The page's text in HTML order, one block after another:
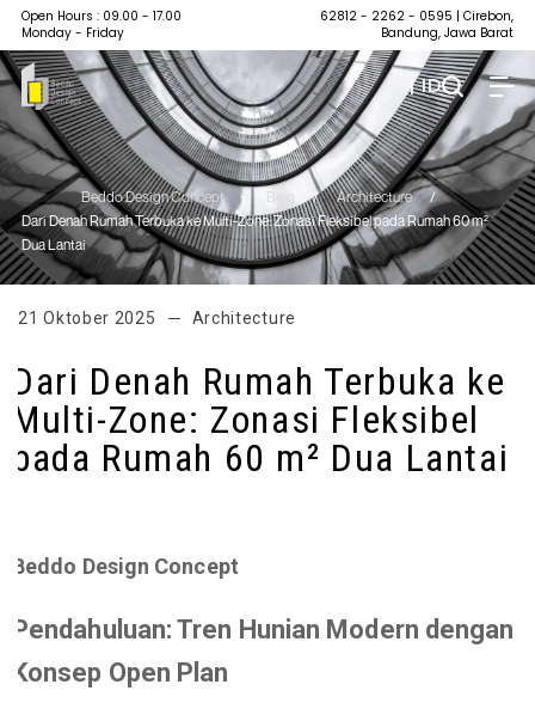
Open Hours : 09.00 - 17.00
Monday - Friday
62812 - 2262 - 0595 | Cirebon,
Bandung, Jawa Barat
| ID
Beddo Design Concept / Blog / Architecture
/
Dari Denah Rumah Terbuka ke Multi-Zone: Zonasi Fleksibel pada Rumah 60 m²
Dua Lantai
21 Oktober 2025 Architecture
Dari Denah Rumah Terbuka ke
Multi-Zone: Zonasi Fleksibel
pada Rumah 60 m² Dua Lantai
Beddo Design Concept
Pendahuluan: Tren Hunian Modern dengan
Konsep Open Plan